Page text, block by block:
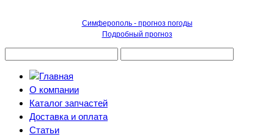
Симферополь - прогноз погоды
Подробный прогноз
О компании
Каталог запчастей
Доставка и оплата
Статьи